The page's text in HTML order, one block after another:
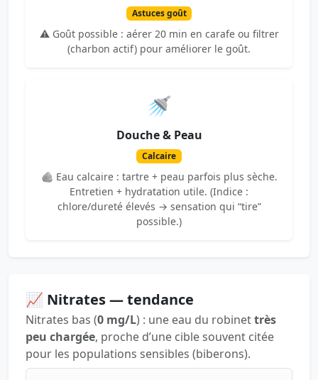
Astuces goût
⚠️ Goût possible : aérer 20 min en carafe ou filtrer
(charbon actif) pour améliorer le goût.
🚿
Douche & Peau
Calcaire
🪨 Eau calcaire : tartre + peau parfois plus sèche.
Entretien + hydratation utile. (Indice :
chlore/dureté élevés → sensation qui “tire”
possible.)
📈 Nitrates — tendance
Nitrates bas (0 mg/L) : une eau du robinettrès
peu chargée, proche d’une cible souvent citée
pour les populations sensibles (biberons).